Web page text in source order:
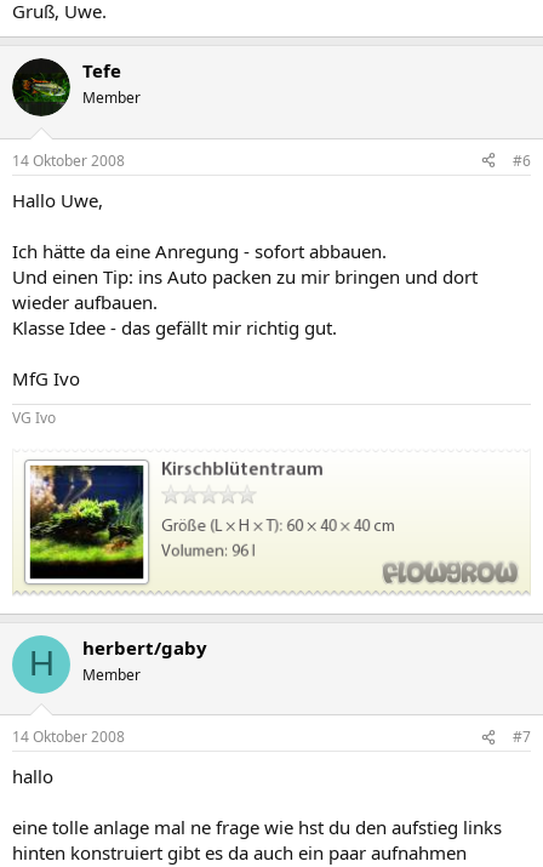
Gruß, Uwe.
Tefe
Member
14 Oktober 2008 #6
Hallo Uwe,
Ich hätte da eine Anregung - sofort abbauen.
Und einen Tip: ins Auto packen zu mir bringen und dort
wieder aufbauen.
Klasse Idee - das gefällt mir richtig gut.
MfG Ivo
VG Ivo
H herbert/gaby
Member
14 Oktober 2008 #7
hallo
eine tolle anlage mal ne frage wie hst du den aufstieg links
hinten konstruiert gibt es da auch ein paar aufnahmen